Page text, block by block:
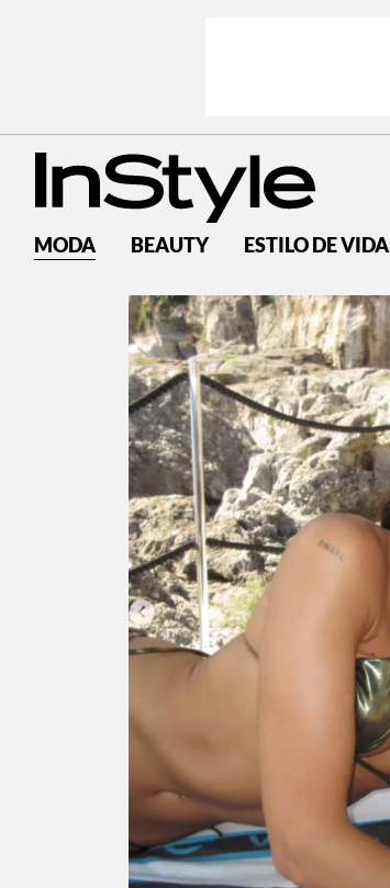
MODA BEAUTY ESTILO DE VIDA